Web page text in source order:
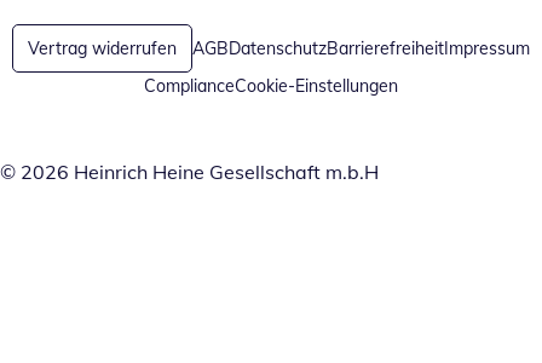
Vertrag widerrufen AGBDatenschutzBarrierefreiheitImpressum
ComplianceCookie-Einstellungen
© 2026 Heinrich Heine Gesellschaft m.b.H